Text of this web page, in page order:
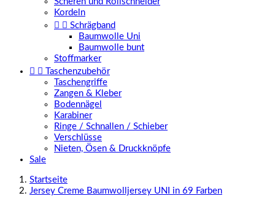
Kordeln
  Schrägband
Baumwolle Uni
Baumwolle bunt
Stoffmarker
 
Taschenzubehör
Taschengriffe
Zangen & Kleber
Bodennägel
Karabiner
Ringe / Schnallen / Schieber
Verschlüsse
Nieten, Ösen & Druckknöpfe
Sale
Startseite
Jersey Creme Baumwolljersey UNI in 69 Farben